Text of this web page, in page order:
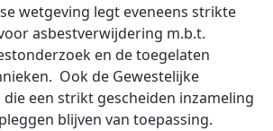
wetgeving legt eveneens strikte
asbestverwijdering m.b.t.
en de toegelaten
Ook de Gewestelijke
een strikt gescheiden inzameling
blijven van toepassing.